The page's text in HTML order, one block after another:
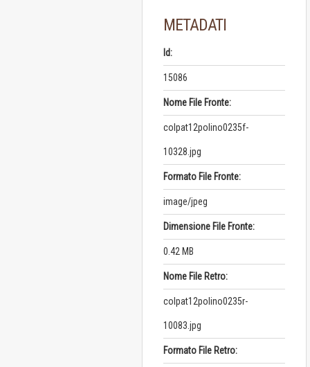
METADATI
Id:
15086
Nome File Fronte:
colpat12polino0235f-
10328.jpg
Formato File Fronte:
image/jpeg
Dimensione File Fronte:
0.42 MB
Nome File Retro:
colpat12polino0235r-
10083.jpg
Formato File Retro: